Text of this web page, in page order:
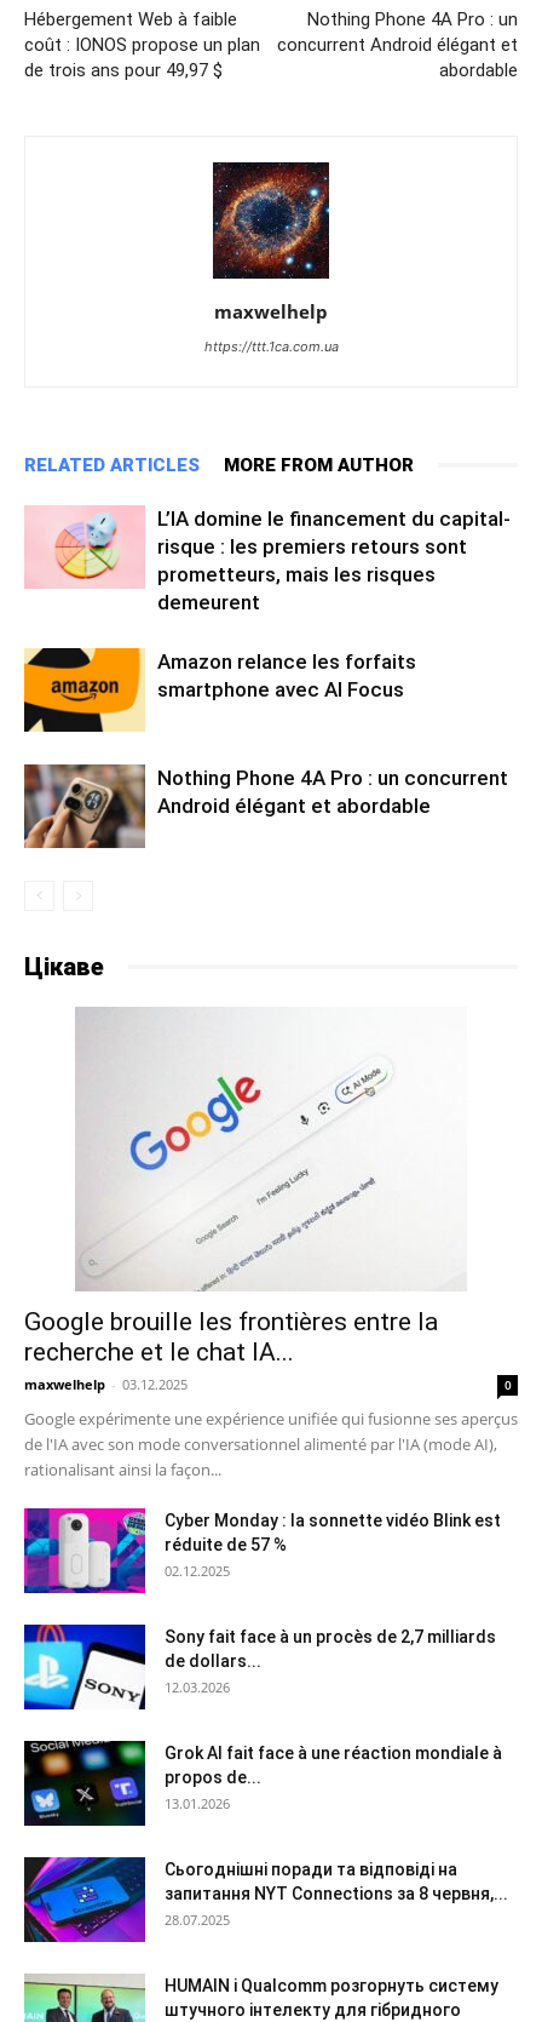
Hébergement Web à faible
coût : IONOS propose un plan
de trois ans pour 49,97 $
Nothing Phone 4A Pro : un
concurrent Android élégant et
abordable
maxwelhelp
https://ttt.1ca.com.ua
RELATED ARTICLES MORE FROM AUTHOR
L’IA domine le financement du capital-
risque : les premiers retours sont
prometteurs, mais les risques
demeurent
Amazon relance les forfaits
smartphone avec AI Focus
Nothing Phone 4A Pro : un concurrent
Android élégant et abordable
Цікаве
Google brouille les frontières entre la
recherche et le chat IA...
maxwelhelp - 03.12.2025 0
Google expérimente une expérience unifiée qui fusionne ses aperçus
de l'IA avec son mode conversationnel alimenté par l'IA (mode AI),
rationalisant ainsi la façon...
Cyber ​​Monday : la sonnette vidéo Blink est
réduite de 57 %
02.12.2025
Sony fait face à un procès de 2,7 milliards
de dollars...
12.03.2026
Grok AI fait face à une réaction mondiale à
propos de...
13.01.2026
Сьогоднішні поради та відповіді на
запитання NYT Connections за 8 червня,...
28.07.2025
HUMAIN і Qualcomm розгорнуть систему
штучного інтелекту для гібридного